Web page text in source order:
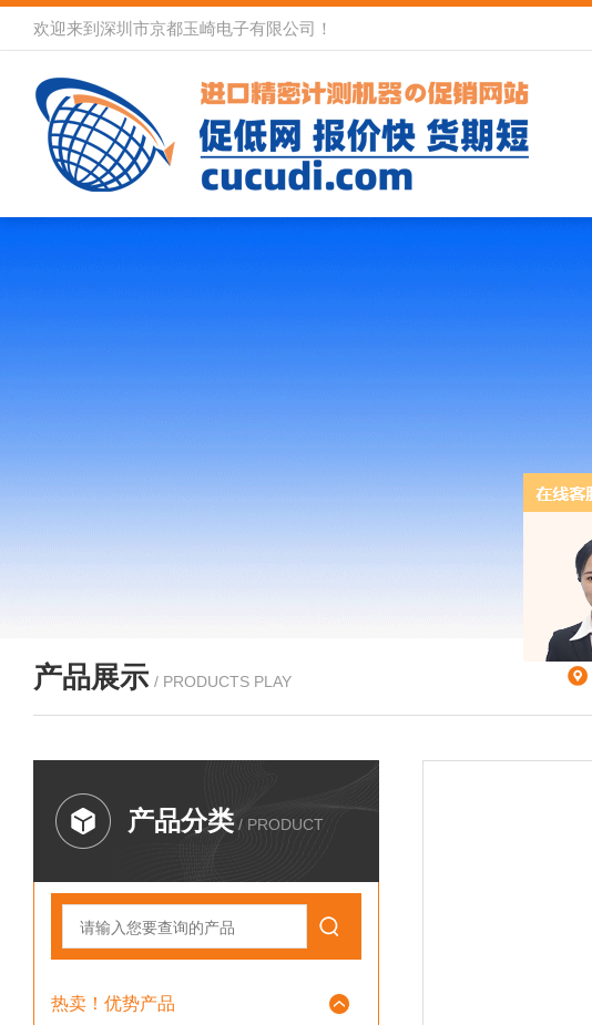
欢迎来到深圳市京都玉崎电子有限公司！
产品展示 / PRODUCTS PLAY
产品分类 / PRODUCT
热卖！优势产品